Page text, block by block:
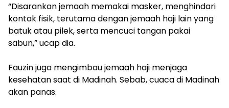
“Disarankan jemaah memakai masker, menghindari
kontak fisik, terutama dengan jemaah haji lain yang
batuk atau pilek, serta mencuci tangan pakai
sabun,” ucap dia.
Fauzin juga mengimbau jemaah haji menjaga
kesehatan saat di Madinah. Sebab, cuaca di Madinah
akan panas.